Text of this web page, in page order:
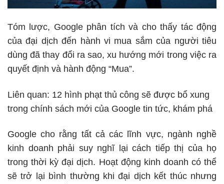
Tóm lược, Google phân tích và cho thấy tác động
của đại dịch đến hành vi mua sắm của người tiêu
dùng đã thay đổi ra sao, xu hướng mới trong việc ra
quyết định và hành động “Mua”.
Liên quan: 12 hình phạt thủ công sẽ được bổ xung
trong chính sách mới của Google tin tức, khám phá
Google cho rằng tất cả các lĩnh vực, ngành nghề
kinh doanh phải suy nghĩ lại cách tiếp thị của họ
trong thời kỳ đại dịch. Hoạt động kinh doanh có thể
sẽ trở lại bình thường khi đại dịch kết thúc nhưng